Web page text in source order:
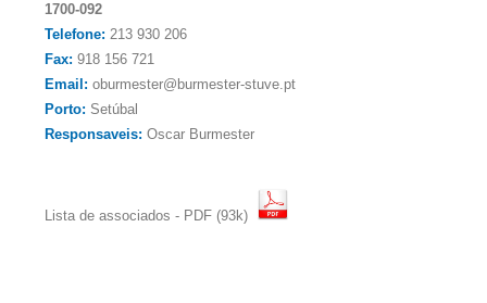
1700-092
Telefone: 213 930 206
Fax: 918 156 721
Email: oburmester@burmester-stuve.pt
Porto: Setúbal
Responsaveis: Oscar Burmester
Lista de associados - PDF (93k)